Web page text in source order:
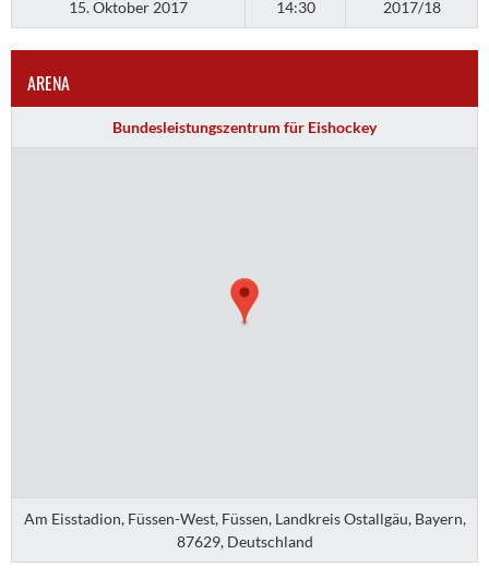
15. Oktober 2017 14:30 2017/18
ARENA
Bundesleistungszentrum für Eishockey
Am Eisstadion, Füssen-West, Füssen, Landkreis Ostallgäu, Bayern,
87629, Deutschland